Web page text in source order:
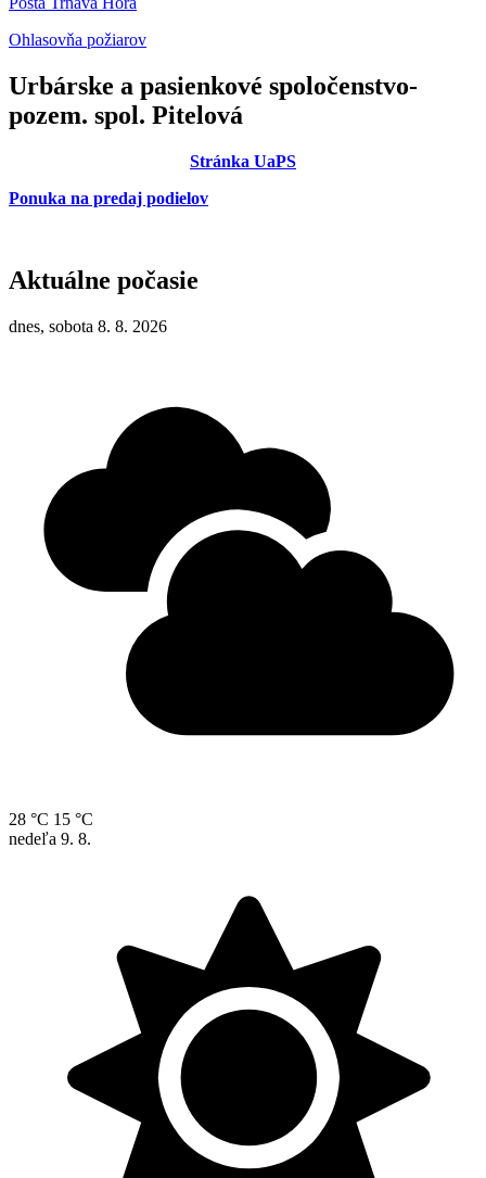
Ohlasovňa požiarov
Urbárske a pasienkové spoločenstvo-
pozem. spol. Pitelová
Stránka UaPS
Ponuka na predaj podielov
Aktuálne počasie
dnes, sobota 8. 8. 2026
28 °C 15 °C
nedeľa 9. 8.